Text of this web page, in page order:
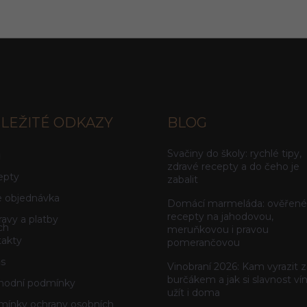
ODKAZY
objednávka
a platby
podmínky
ochrany osobních
BLOG
Svačiny do školy: rychlé tipy,
zdravé recepty a do čeho je
zabalit
Domácí marmeláda: ověřené
recepty na jahodovou,
meruňkovou i pravou
pomerančovou
Vinobraní 2026: Kam vyrazit
burčákem a jak si slavnost
užít i doma